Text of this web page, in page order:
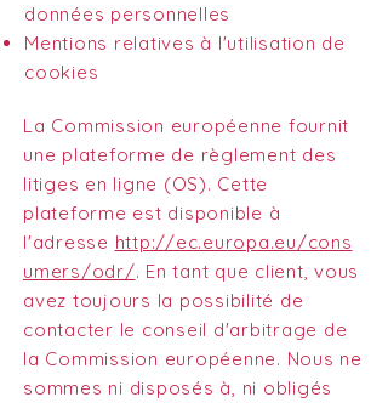
données personnelles
Mentions relatives à l'utilisation de
cookies
La Commission européenne fournit
une plateforme de règlement des
litiges en ligne (OS). Cette
plateforme est disponible à
l'adresse http://ec.europa.eu/cons
umers/odr/. En tant que client, vous
avez toujours la possibilité de
contacter le conseil d'arbitrage de
la Commission européenne. Nous ne
sommes ni disposés à, ni obligés